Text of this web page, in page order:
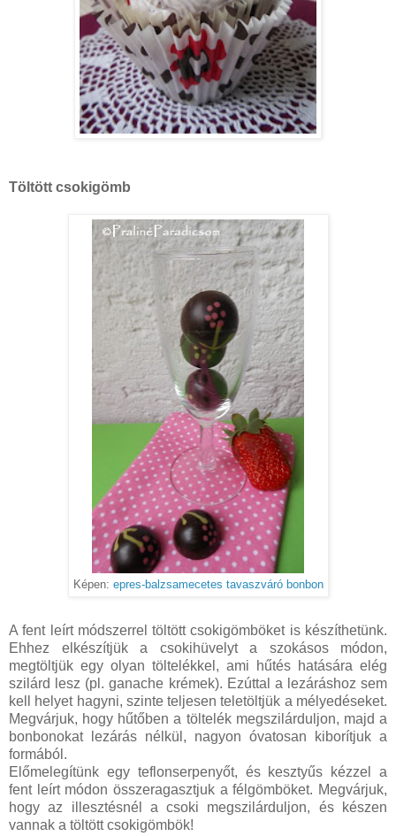
Töltött csokigömb
Képen: epres-balzsamecetes tavaszváró bonbon
A fent leírt módszerrel töltött csokigömböket is készíthetünk.
Ehhez elkészítjük a csokihüvelyt a szokásos módon,
megtöltjük egy olyan töltelékkel, ami hűtés hatására elég
szilárd lesz (pl. ganache krémek). Ezúttal a lezáráshoz sem
kell helyet hagyni, szinte teljesen teletöltjük a mélyedéseket.
Megvárjuk, hogy hűtőben a töltelék megszilárduljon, majd a
bonbonokat lezárás nélkül, nagyon óvatosan kiborítjuk a
formából.
Előmelegítünk egy teflonserpenyőt, és kesztyűs kézzel a
fent leírt módon összeragasztjuk a félgömböket. Megvárjuk,
hogy az illesztésnél a csoki megszilárduljon, és készen
vannak a töltött csokigömbök!